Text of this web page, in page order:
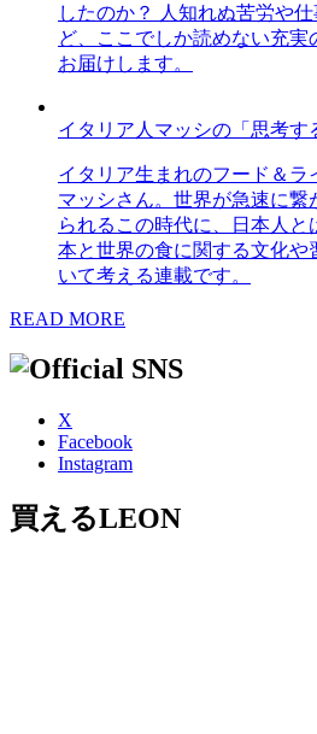
したのか？ 人知れぬ苦労や
ど、ここでしか読めない充
お届けします。
イタリア人マッシの「思考す
イタリア生まれのフード＆ラ
マッシさん。世界が急速に繋
られるこの時代に、日本人と
本と世界の食に関する文化や
いて考える連載です。
READ MORE
X
Facebook
Instagram
買えるLEON